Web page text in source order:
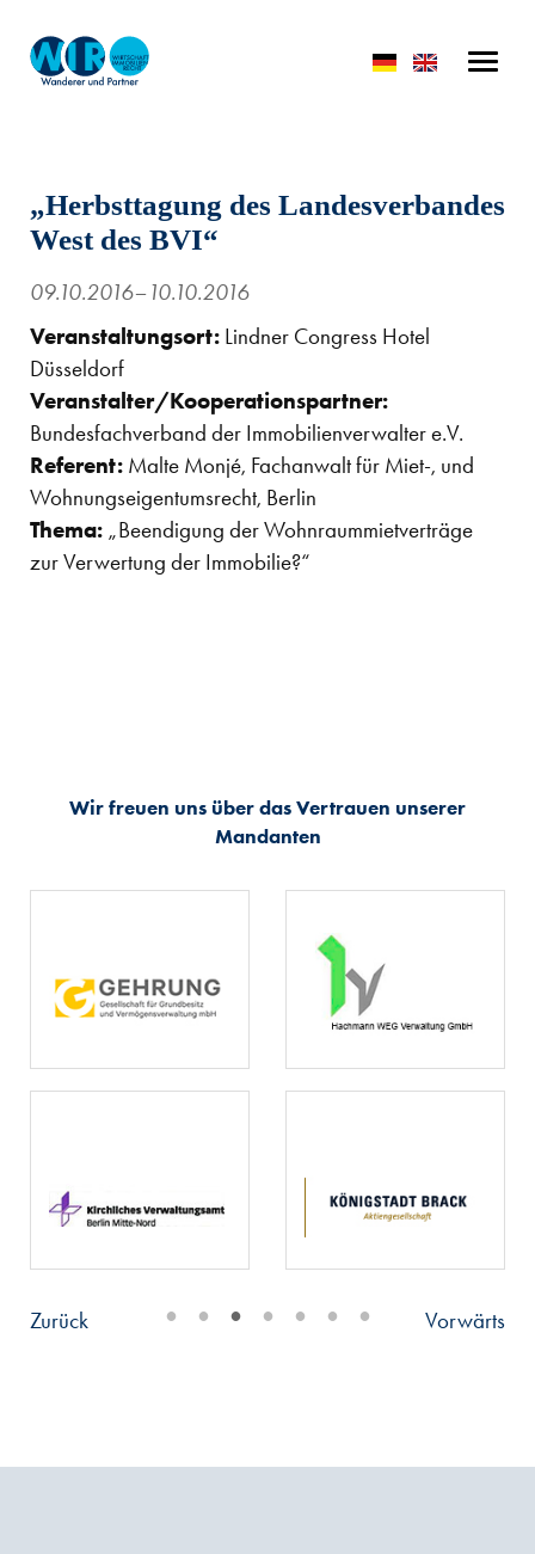
„Herbsttagung des Landesverbandes
West des BVI“
09.10.2016–10.10.2016
Veranstaltungsort: Lindner Congress Hotel
Düsseldorf
Veranstalter/Kooperationspartner:
Bundesfachverband der Immobilienverwalter e.V.
Referent: Malte Monjé, Fachanwalt für Miet-, und
Wohnungseigentumsrecht, Berlin
Thema: „Beendigung der Wohnraummietverträge
zur Verwertung der Immobilie?“
Wir freuen uns über das Vertrauen unserer
Mandanten
Zurück • • • • • • • Vorwärts